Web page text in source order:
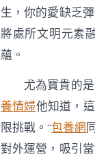
生，你的愛缺乏
將處所文明元素
蘊。
尤為寶貴的
養情婦他知道，
限挑戰。“包養網
對外運營，吸引